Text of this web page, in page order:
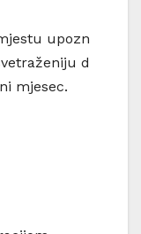
upozn
d
mjesec.